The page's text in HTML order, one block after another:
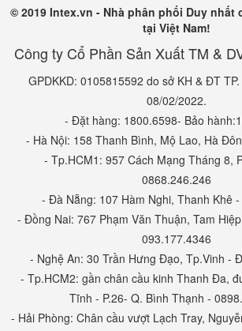
© 2019 Intex.vn - Nhà phân phối Duy nhất
tại Việt Nam!
Công ty Cổ Phần Sản Xuất TM &
GPDKKD: 0105815592 do sở KH & ĐT
08/02/2022.
- Đặt hàng: 1800.6598- Bảo
- Hà Nội: 158 Thanh Bình, Mộ Lao, Hà
- Tp.HCM1: 957 Cách Mạng Tháng 8,
0868.246.246
- Đà Nẵng: 107 Hàm Nghi, Thanh Khê
- Đồng Nai: 767 Phạm Văn Thuận, Tam
093.177.4346
- Nghệ An: 30 Trần Hưng Đạo, Tp.Vinh -
- Tp.HCM2: gần chân cầu kinh Thanh Đa,
Tĩnh - P.26- Q. Bình Thạnh -
- Hải Phòng: Chân cầu vượt Lạch Tray,